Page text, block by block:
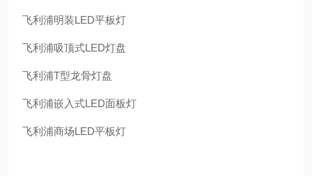
飞利浦明装LED平板灯
飞利浦吸顶式LED灯盘
飞利浦T型龙骨灯盘
飞利浦嵌入式LED面板灯
飞利浦商场LED平板灯